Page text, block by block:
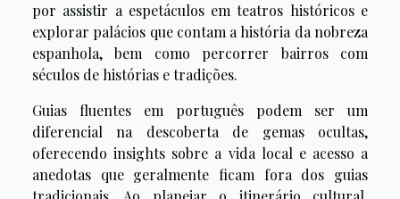
por assistir a espetáculos em teatros históricos e
explorar palácios que contam a história da nobreza
espanhola, bem como percorrer bairros com
séculos de histórias e tradições.
Guias fluentes em português podem ser um
diferencial na descoberta de gemas ocultas,
oferecendo insights sobre a vida local e acesso a
anedotas que geralmente ficam fora dos guias